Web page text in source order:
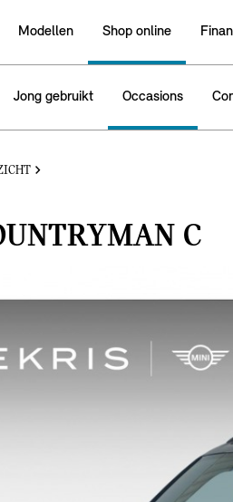
Modellen Shop online
Jong gebruikt Occasions
C